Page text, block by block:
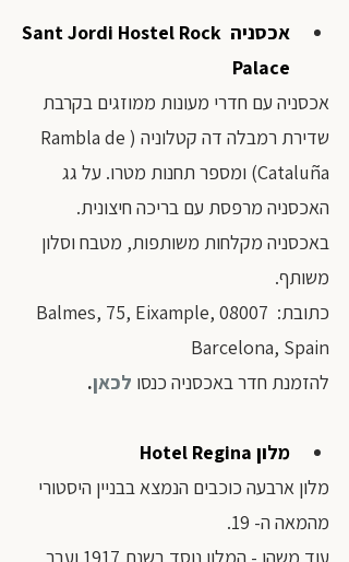
אכסניה Sant Jordi Hostel Rock
Palace
אכסניה עם חדרי מעונות ממוזגים בקרבת
שדירת רמבלה דה קטלוניה (Rambla de
Cataluña) ומספר תחנות מטרו. על גג
האכסניה מרפסת עם בריכה חיצונית.
באכסניה מקלחות משותפות, מטבח וסלון
משותף.
כתובת: Balmes, 75, Eixample, 08007
Barcelona, Spain
להזמנת חדר באכסניה כנסו לכאן.
מלון Hotel Regina
מלון ארבעה כוכבים הנמצא בבניין היסטורי
מהמאה ה- 19.